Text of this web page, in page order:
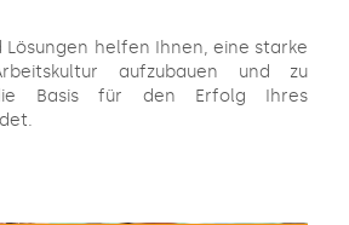
Lösungen helfen Ihnen, eine starke
aufzubauen und zu
Basis für den Erfolg Ihres